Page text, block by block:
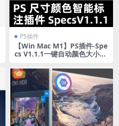
PS插件
【Win Mac M1】PS插件-Spe
cs V1.1.1一键自动颜色大小尺
中文汉化版
VIP